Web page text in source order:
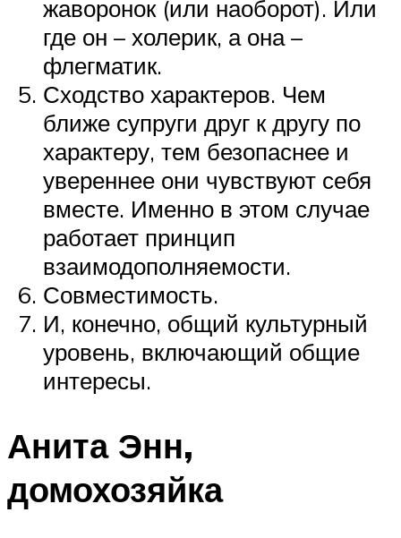
жаворонок (или наоборот). Или
где он – холерик, а она –
флегматик.
Сходство характеров. Чем
ближе супруги друг к другу по
характеру, тем безопаснее и
увереннее они чувствуют себя
вместе. Именно в этом случае
работает принцип
взаимодополняемости.
Совместимость.
И, конечно, общий культурный
уровень, включающий общие
интересы.
Анита Энн,
домохозяйка